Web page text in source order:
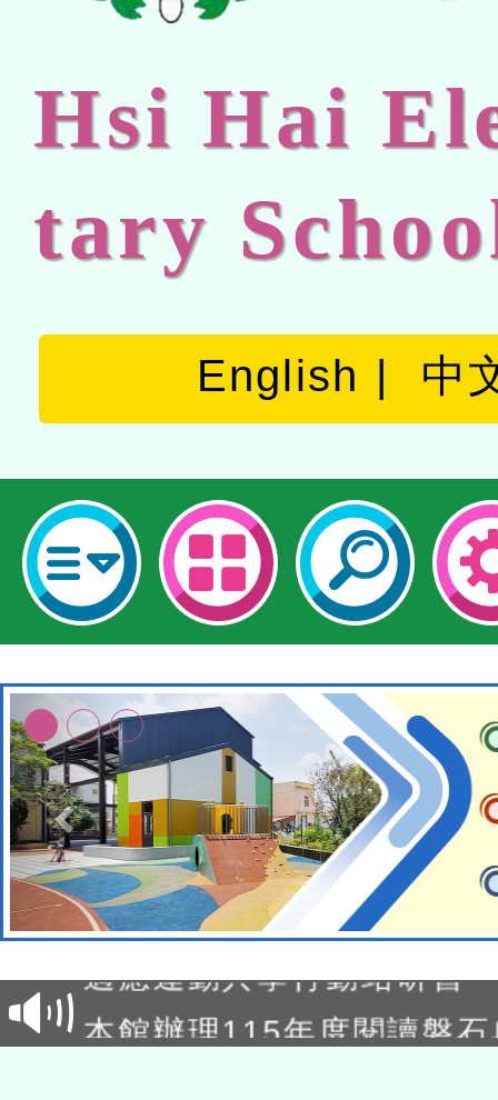
Hsi Hai
tary
English 中
本校115學年度第2次代理
本館辦理115年度閱讀磐